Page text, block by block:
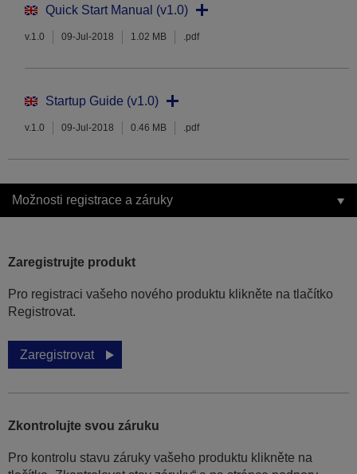
Quick Start Manual (v1.0)
v.1.0 09-Jul-2018 1.02 MB .pdf
Startup Guide (v1.0)
v.1.0 09-Jul-2018 0.46 MB .pdf
Možnosti registrace a záruky
Zaregistrujte produkt
Pro registraci vašeho nového produktu klikněte na tlačítko
Registrovat.
Zaregistrovat
Zkontrolujte svou záruku
Pro kontrolu stavu záruky vašeho produktu klikněte na